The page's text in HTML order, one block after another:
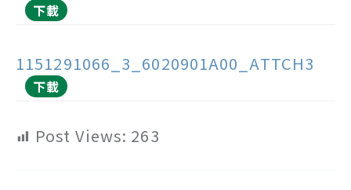
下載
1151291066_3_6020901A00_ATTCH3
下載
Post Views: 263